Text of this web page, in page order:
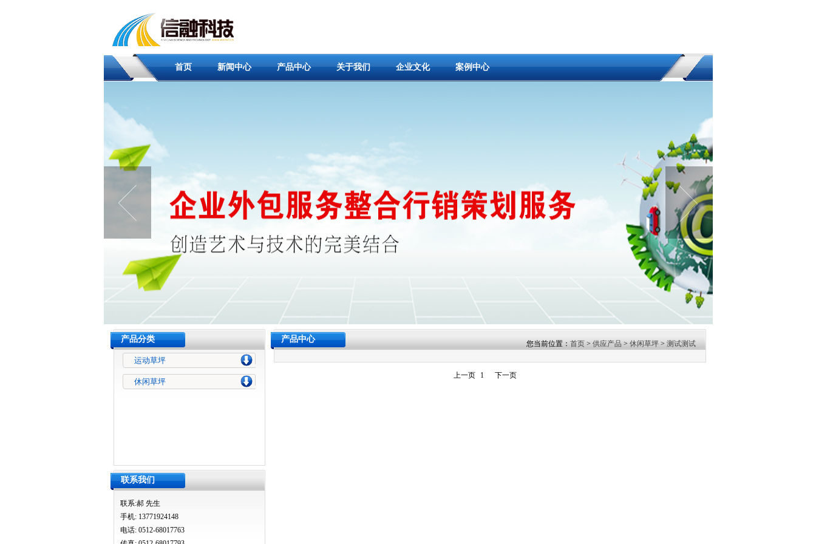
首页 新闻中心 产品中心 关于我们 企业文化 案例中心
产品分类
运动草坪
休闲草坪
联系我们
联系:郝 先生
手机: 13771924148
电话: 0512-68017763
您当前位置： 首页> 供应产品> 休闲草坪> 测试测试
产品中心
上一页 1 下一页